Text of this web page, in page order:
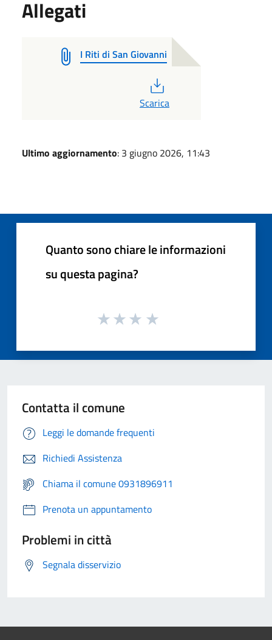
Allegati
I Riti di San Giovanni
Scarica
Ultimo aggiornamento: 3 giugno 2026, 11:43
Quanto sono chiare le informazioni
su questa pagina?
Contatta il comune
Leggi le domande frequenti
Richiedi Assistenza
Chiama il comune 0931896911
Prenota un appuntamento
Problemi in città
Segnala disservizio